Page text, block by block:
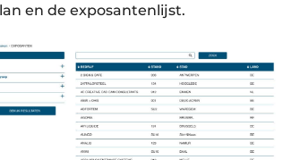
en de exposantenlijst.